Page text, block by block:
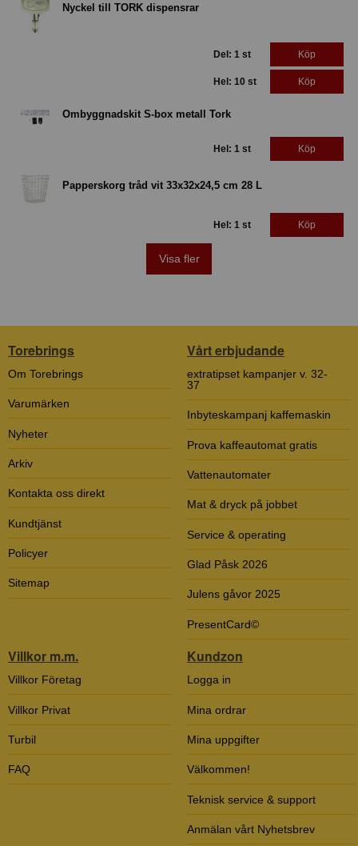
Nyckel till TORK dispensrar
Del: 1 st Köp
Hel: 10 st Köp
Ombyggnadskit S-box metall Tork
Hel: 1 st Köp
Papperskorg tråd vit 33x32x24,5 cm 28 L
Hel: 1 st Köp
Visa fler
Torebrings
Om Torebrings
Varumärken
Nyheter
Arkiv
Kontakta oss direkt
Kundtjänst
Policyer
Sitemap
Vårt erbjudande
extratipset kampanjer v. 32-
37
Inbyteskampanj kaffemaskin
Prova kaffeautomat gratis
Vattenautomater
Mat & dryck på jobbet
Service & operating
Glad Påsk 2026
Julens gåvor 2025
PresentCard©
Villkor m.m.
Villkor Företag
Villkor Privat
Turbil
FAQ
Kundzon
Logga in
Mina ordrar
Mina uppgifter
Välkommen!
Teknisk service & support
Anmälan vårt Nyhetsbrev